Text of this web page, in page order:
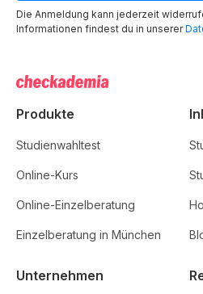
Die Anmeldung kann jederzeit
Informationen findest du in unserer
Produkte
Studienwahltest
Online-Kurs
Online-Einzelberatung
Einzelberatung in München
Unternehmen